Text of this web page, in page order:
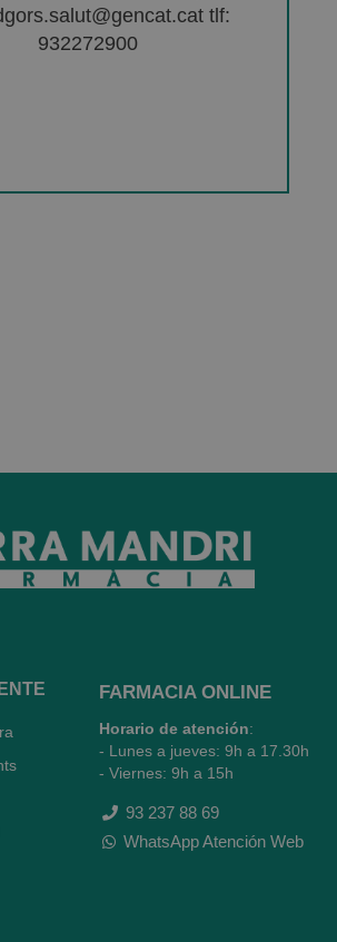
tlf:
932272900
FARMACIA ONLINE
Horario de atención:
- Lunes a jueves: 9h a 17.30h
- Viernes: 9h a 15h
93 237 88 69
WhatsApp Atención Web